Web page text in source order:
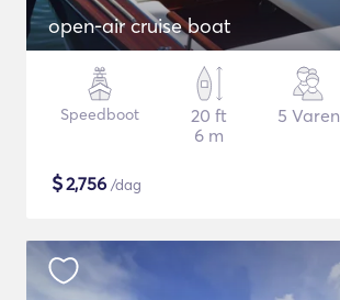
open-air cruise boat
Speedboot
20 ft
6 m
5 Varen
$2,756 /dag